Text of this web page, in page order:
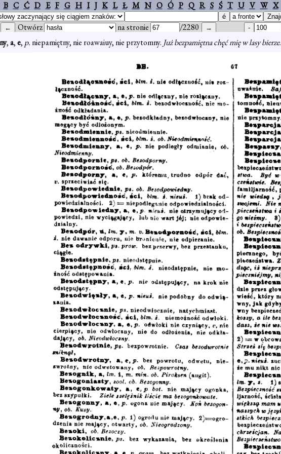
B C Ć D E F G H I J K L Ł M N O Ó P Q R S Ś T U V W X
Otwórz na stronie /2280
,a,e, p.niepamiętny, nie roawaiuy, nie przytomny. Już bezpamiętna chęć mię w lasy bierze.